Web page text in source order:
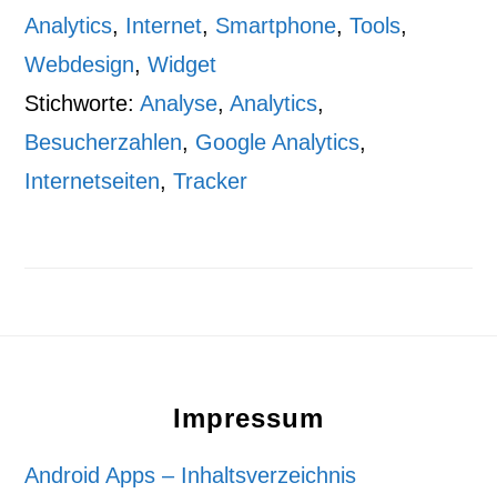
Analytics, Internet, Smartphone,Tools,
Webdesign,Widget
Stichworte:Analyse,Analytics,
Besucherzahlen, Google Analytics,
Internetseiten,Tracker
Impressum
Android Apps – Inhaltsverzeichnis